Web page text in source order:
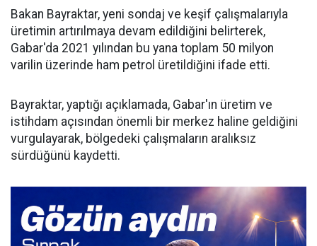
Bakan Bayraktar, yeni sondaj ve keşif çalışmalarıyla
üretimin artırılmaya devam edildiğini belirterek,
Gabar'da 2021 yılından bu yana toplam 50 milyon
varilin üzerinde ham petrol üretildiğini ifade etti.
Bayraktar, yaptığı açıklamada, Gabar'ın üretim ve
istihdam açısından önemli bir merkez haline geldiğini
vurgulayarak, bölgedeki çalışmaların aralıksız
sürdüğünü kaydetti.